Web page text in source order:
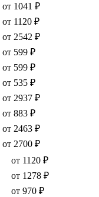
от 1041 ₽
от 1120 ₽
от 2542 ₽
от 599 ₽
от 599 ₽
от 535 ₽
от 2937 ₽
от 883 ₽
от 2463 ₽
от 2700 ₽
от 1120 ₽
от 1278 ₽
от 970 ₽